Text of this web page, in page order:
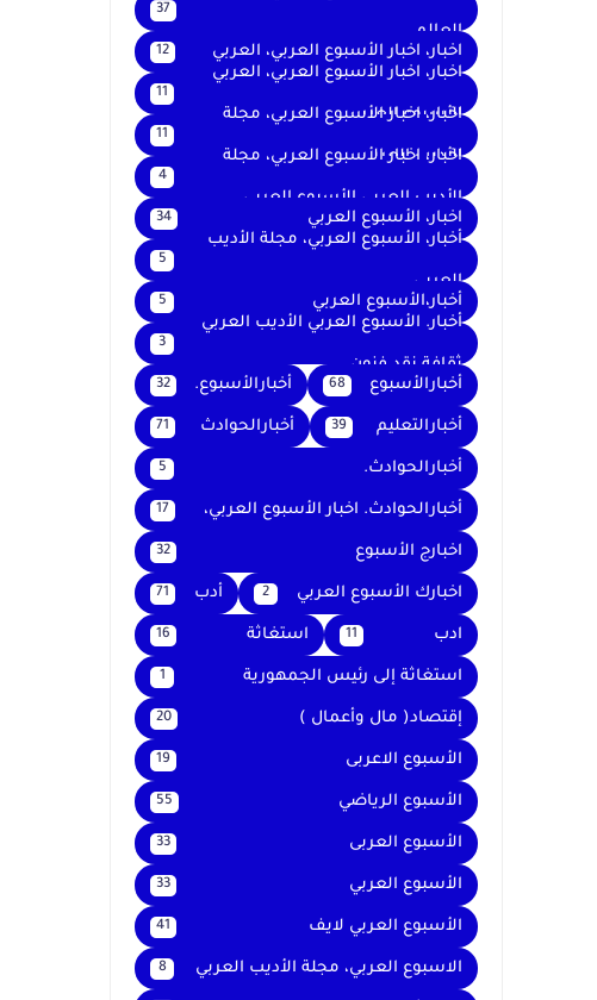
العالم
37
اخبار، اخبار الأسبوع العربي، العربي 12
اخبار، اخبار الأسبوع العربي، العربي
الأسبوع العربي
11
اخبار، اخبار الأسبوع العربي، مجلة
الأديب العربي
11
اخبار، اخبار الأسبوع العربي، مجلة
الأديب العربي الأسبوع العربي
4
اخبار، الأسبوع العربي 34
أخبار، الأسبوع العربي، مجلة الأديب
العربي
5
أخبار،الأسبوع العربي 5
أخبار. الأسبوع العربي الأديب العربي
ثقافة نقد فنون
3
أخبارالأسبوع 68 أخبارالأسبوع. 32
أخبارالتعليم 39 أخبارالحوادث 71
أخبارالحوادث. 5
أخبارالحوادث. اخبار الأسبوع العربي، 17
اخبارج الأسبوع 32
اخبارك الأسبوع العربي 2 أدب 71
ادب 11 استغاثة 16
استغاثة إلى رئيس الجمهورية 1
إقتصاد( مال وأعمال ) 20
الأسبوع الاعربى 19
الأسبوع الرياضي 55
الأسبوع العربى 33
الأسبوع العربي 33
الأسبوع العربي لايف 41
الاسبوع العربي، مجلة الأديب العربي 8